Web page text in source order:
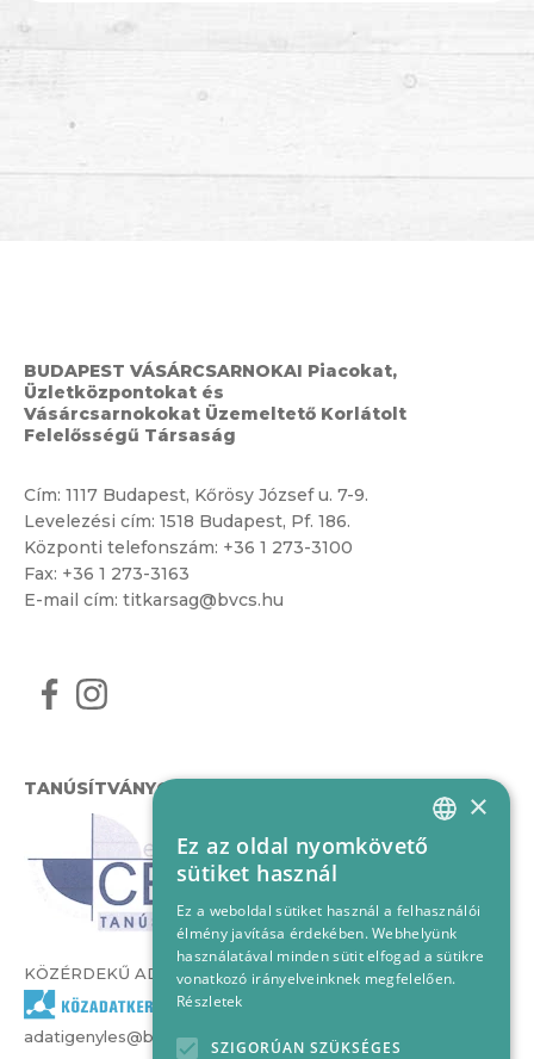
BUDAPEST VÁSÁRCSARNOKAI Piacokat,
Üzletközpontokat és
Vásárcsarnokokat Üzemeltető Korlátolt
Felelősségű Társaság
Cím: 1117 Budapest, Kőrösy József u. 7-9.
Levelezési cím: 1518 Budapest, Pf. 186.
Központi telefonszám: +36 1 273-3100
Fax: +36 1 273-3163
E-mail cím: titkarsag@bvcs.hu
TANÚSÍTVÁNYOK
KÖZÉRDEKŰ ADATOK
adatigenyles@bvcs.hu
HUNGARIAN
×
Ez az oldal nyomkövető
sütiket használ
Ez a weboldal sütiket használ a felhasználói
élmény javítása érdekében. Webhelyünk
használatával minden sütit elfogad a sütikre
vonatkozó irányelveinknek megfelelően.
Részletek
SZIGORÚAN SZÜKSÉGES